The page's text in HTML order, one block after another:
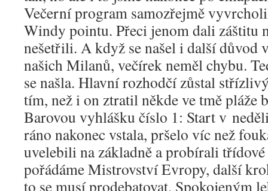
Večerní program samozřejmě
Windy pointu. Přeci jenom dali záštitu
nešetřili. A když se našel i další důvod
našich Milanů, večírek neměl chybu.
se našla. Hlavní rozhodčí zůstal
tím, než i on ztratil někde ve tmě pláže
Barovou vyhlášku číslo 1: Start v
ráno nakonec vstala, pršelo víc než
uvelebili na základně a probírali
pořádáme Mistrovství Evropy, další
to se musí prodebatovat. Spokojeným